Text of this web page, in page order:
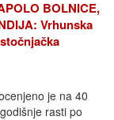
BOLNICE,
Vrhunska
je na 40
rasti po